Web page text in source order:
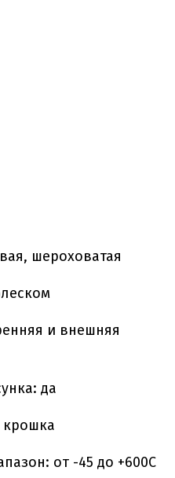
шероховатая
и внешняя
да
крошка
от -45 до +600С